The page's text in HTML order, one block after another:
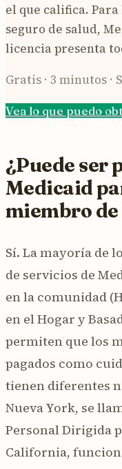
el que califica.
seguro de salud,
licencia presenta
Gratis · 3 minutos
Vea lo que puedo
¿Puede ser
Medicaid
miembro
Sí. La mayoría de
de servicios de
en la comunidad
en el Hogar y
permiten que los
pagados como
tienen diferentes
Nueva York, se
Personal Dirigida
California,